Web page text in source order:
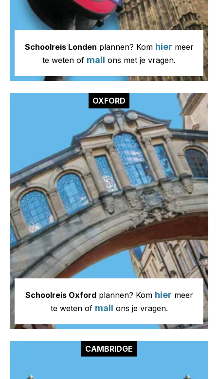
Schoolreis Londen plannen? Kom hier meer
te weten of mail ons met je vragen.
OXFORD
Schoolreis Oxfordplannen? Kom hier meer
te weten of mail ons je vragen.
CAMBRIDGE